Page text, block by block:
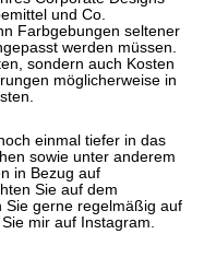
und Co.
Farbgebungen seltener
werden müssen.
sondern auch Kosten
möglicherweise in
einmal tiefer in das
sowie unter anderem
in Bezug auf
Sie auf dem
Sie gerne regelmäßig auf
mir auf Instagram.